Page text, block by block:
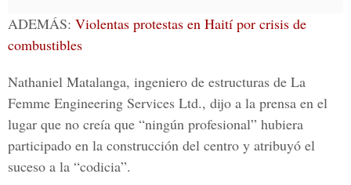
ADEMÁS: Violentas protestas en Haití por crisis de
combustibles
Nathaniel Matalanga, ingeniero de estructuras de La
Femme Engineering Services Ltd., dijo a la prensa en el
lugar que no creía que “ningún profesional” hubiera
participado en la construcción del centro y atribuyó el
suceso a la “codicia”.